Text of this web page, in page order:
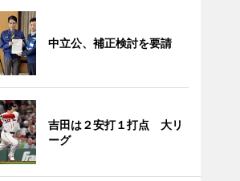
中立公、補正検討を要請
吉田は２安打１打点 大リ
ーグ